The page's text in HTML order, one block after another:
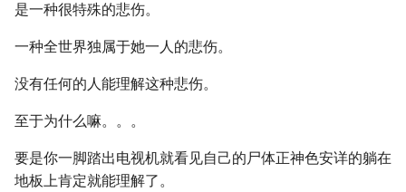
是一种很特殊的悲伤。
一种全世界独属于她一人的悲伤。
没有任何的人能理解这种悲伤。
至于为什么嘛。。。
要是你一脚踏出电视机就看见自己的尸体正神色安详的躺在
地板上肯定就能理解了。